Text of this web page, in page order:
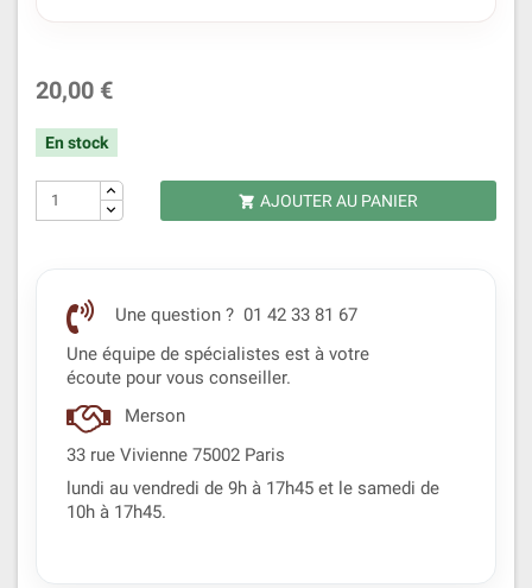
20,00 €
En stock
 AJOUTER AU PANIER
Une question ? 01 42 33 81 67
Une équipe de spécialistes est à votre
écoute pour vous conseiller.
Merson
33 rue Vivienne 75002 Paris
lundi au vendredi de 9h à 17h45 et le samedi de
10h à 17h45.